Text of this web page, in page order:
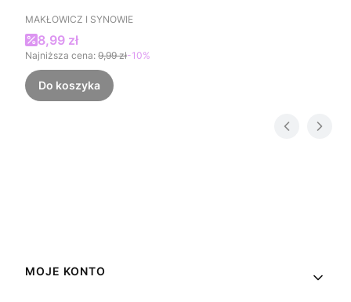
PRODUCENT
MAKŁOWICZ I SYNOWIE
Cena promocyjna
8,99 zł
Najniższa cena: 9,99 zł-10%
Do koszyka
Linki w stopce
MOJE KONTO